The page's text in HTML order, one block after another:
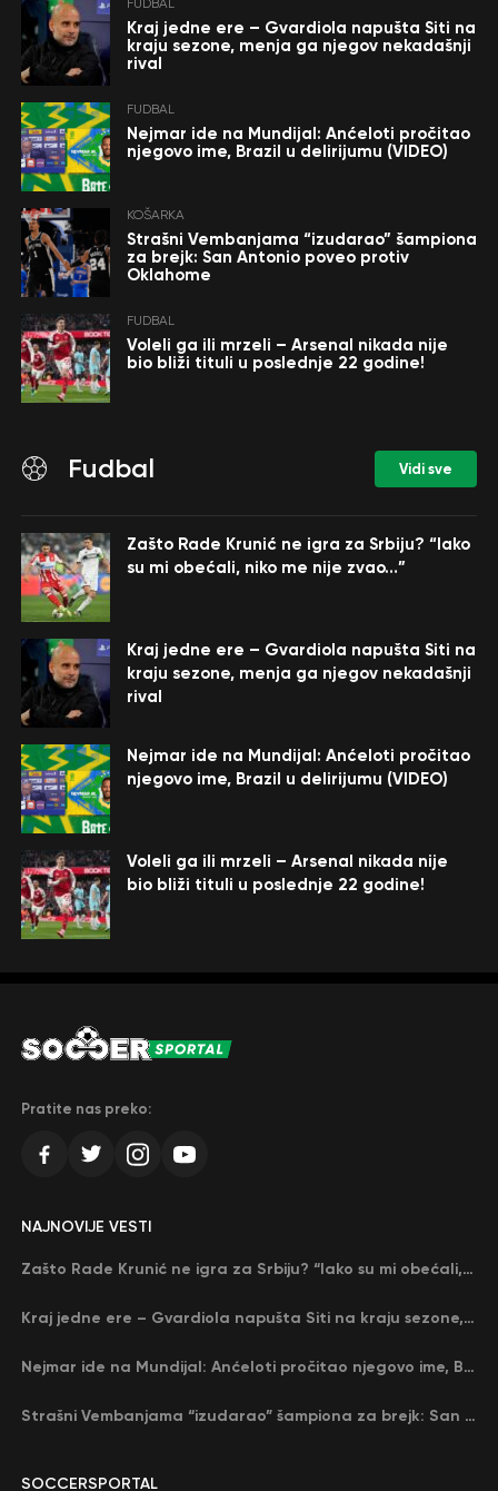
Kraj jedne ere – Gvardiola napušta Siti na
kraju sezone, menja ga njegov nekadašnji
rival
FUDBAL
Nejmar ide na Mundijal: Anćeloti pročitao
njegovo ime, Brazil u delirijumu (VIDEO)
KOŠARKA
Strašni Vembanjama “izudarao” šampiona
za brejk: San Antonio poveo protiv
Oklahome
FUDBAL
Voleli ga ili mrzeli – Arsenal nikada nije
bio bliži tituli u poslednje 22 godine!
Fudbal Vidi sve
Zašto Rade Krunić ne igra za Srbiju? “Iako
su mi obećali, niko me nije zvao…”
Kraj jedne ere – Gvardiola napušta Siti na
kraju sezone, menja ga njegov nekadašnji
rival
Nejmar ide na Mundijal: Anćeloti pročitao
njegovo ime, Brazil u delirijumu (VIDEO)
Voleli ga ili mrzeli – Arsenal nikada nije
bio bliži tituli u poslednje 22 godine!
Pratite nas preko:
SOCCERSPORTAL
NAJNOVIJE VESTI
Zašto Rade Krunić ne igra za Srbiju? “Iako su mi obećali, niko me nije zvao…”
Kraj jedne ere – Gvardiola napušta Siti na kraju sezone, menja ga njegov nekadašnji rival
Nejmar ide na Mundijal: Anćeloti pročitao njegovo ime, Brazil u delirijumu (VIDEO)
Strašni Vembanjama “izudarao” šampiona za brejk: San Antonio poveo protiv Oklahome